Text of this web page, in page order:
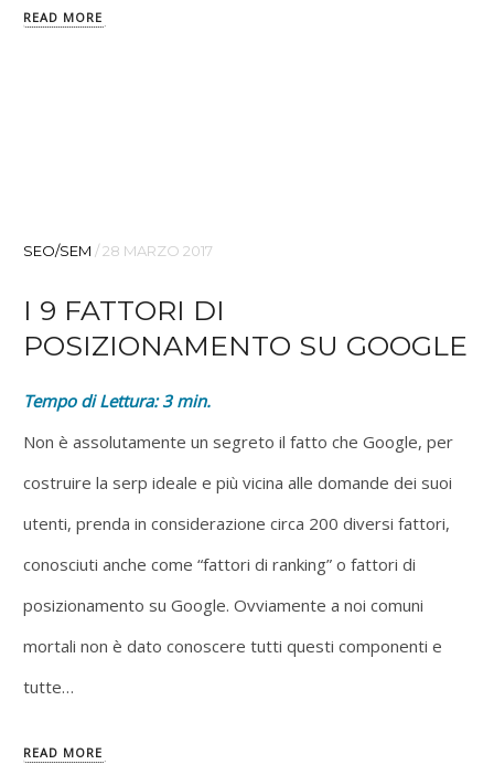
READ MORE
SEO/SEM /28 MARZO 2017
I 9 FATTORI DI
POSIZIONAMENTO SU GOOGLE
Tempo di Lettura:3 min.
Non è assolutamente un segreto il fatto che Google, per
costruire la serp ideale e più vicina alle domande dei suoi
utenti, prenda in considerazione circa 200 diversi fattori,
conosciuti anche come “fattori di ranking” o fattori di
posizionamento su Google. Ovviamente a noi comuni
mortali non è dato conoscere tutti questi componenti e
tutte…
READ MORE